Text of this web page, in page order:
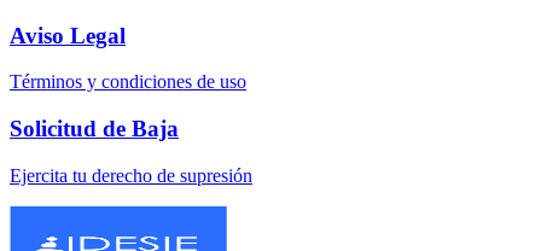
Aviso Legal
Términos y condiciones de uso
Solicitud de Baja
Ejercita tu derecho de supresión